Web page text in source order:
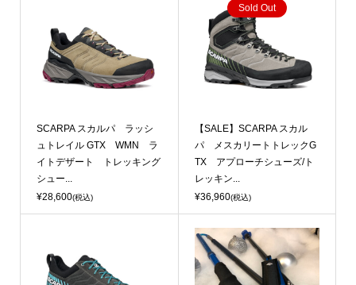
SCARPA スカルパ ラッシ
ュトレイル GTX WMN ラ
イトデザート トレッキング
シュー...
¥28,600(税込)
Sold Out
【SALE】SCARPA スカル
パ メスカリートトレックG
TX アプローチシューズ/ト
レッキン...
¥36,960(税込)